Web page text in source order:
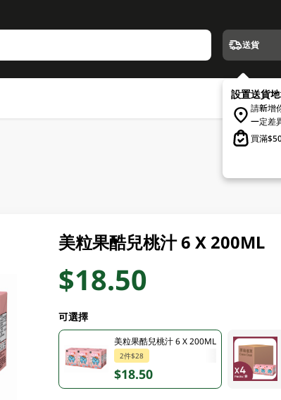
送貨
設置送貨
請新增
一定差
買滿
美粒果酷兒桃汁 6 X 200ML
$18.50
可選擇
美粒果酷兒桃汁 6 X 200ML
2件$28
$18.50